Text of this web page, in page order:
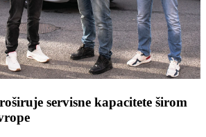
servisne kapacitete širom